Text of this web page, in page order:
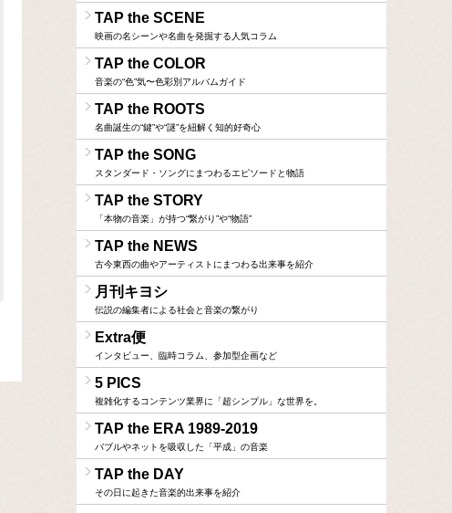
TAP the SCENE
映画の名シーンや名曲を発掘する人気コラム
TAP the COLOR
音楽の“色”気〜色彩別アルバムガイド
TAP the ROOTS
名曲誕生の“鍵”や“謎”を紐解く知的好奇心
TAP the SONG
スタンダード・ソングにまつわるエピソードと物語
TAP the STORY
「本物の音楽」が持つ“繋がり”や“物語”
TAP the NEWS
古今東西の曲やアーティストにまつわる出来事を紹介
月刊キヨシ
伝説の編集者による社会と音楽の繋がり
Extra便
インタビュー、臨時コラム、参加型企画など
5 PICS
複雑化するコンテンツ業界に「超シンプル」な世界を。
TAP the ERA 1989-2019
バブルやネットを吸収した「平成」の音楽
TAP the DAY
その日に起きた音楽的出来事を紹介